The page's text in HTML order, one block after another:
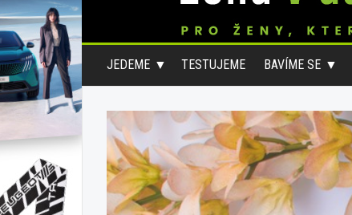
JEDEME TESTUJEME BAVÍME SE